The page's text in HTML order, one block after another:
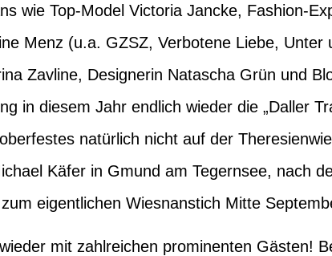
wie Top-Model Victoria Jancke, Fashion-
Menz (u.a. GZSZ, Verbotene Liebe, Unter
Zavline, Designerin Natascha Grün und
in diesem Jahr endlich wieder die „Daller
natürlich nicht auf der
Käfer in Gmund am Tegernsee, nach
eigentlichen Wiesnanstich Mitte
mit zahlreichen prominenten Gästen!